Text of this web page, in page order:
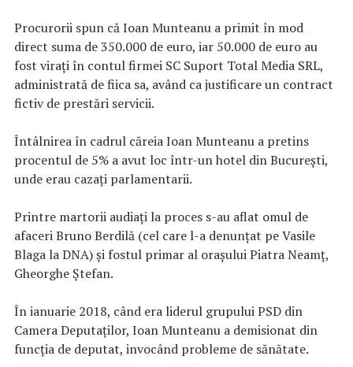
Procurorii spun că Ioan Munteanu a primit în mod
direct suma de 350.000 de euro, iar 50.000 de euro au
fost viraţi în contul firmei SC Suport Total Media SRL,
administrată de fiica sa, având ca justificare un contract
fictiv de prestări servicii.
Întâlnirea în cadrul căreia Ioan Munteanu a pretins
procentul de 5% a avut loc într-un hotel din Bucureşti,
unde erau cazaţi parlamentarii.
Printre martorii audiaţi la proces s-au aflat omul de
afaceri Bruno Berdilă (cel care l-a denunţat pe Vasile
Blaga la DNA) şi fostul primar al oraşului Piatra Neamţ,
Gheorghe Ştefan.
În ianuarie 2018, când era liderul grupului PSD din
Camera Deputaţilor, Ioan Munteanu a demisionat din
funcţia de deputat, invocând probleme de sănătate.